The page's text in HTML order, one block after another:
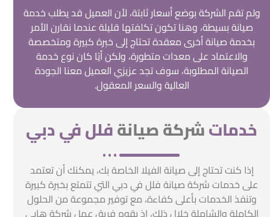
ولم تقم الشركة بوضع أسعار ثابتة، لأن العميل قد يطلب خدمة
صيانة بسيطة، وهنا تكون تكلفتها قليلة عندما نقارن الأمر
بخدمة صيانة أخرى معقدة تحتاج إلى خبرة كبيرة ومتخصصة
والاعتماد على معدات متطورة، ولكن أيًا كان نوع خدمة
الصيانة المطلوبة، سوف تجد عزيزي العميل معنا الجودة
العالية والسعر المعقول.
خدماتشركة صيانةفلل في دبي
إذا كنت تحتاج إلى صيانة الفيلا الخاصة بك، يمكنك أن تعتمد
على خدمات شركة صيانة فلل في دبي التي تتمتع بخبرة كبيرة
وتنفذ الخدمات بأعلى كفاءة، مع توفير مجموعة من الحلول
الكاملة والشاملة خلال ذلك، إذ يقوم فريق عمل شركة هابي